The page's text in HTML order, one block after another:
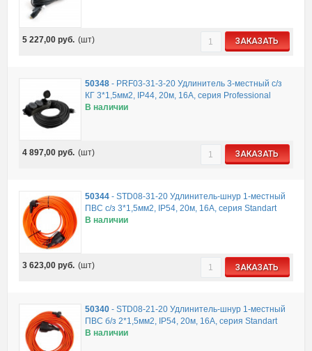
5 227,00руб. (шт) ЗАКАЗАТЬ
50348 - PRF03-31-3-20 Удлинитель 3-местный с/з
КГ 3*1,5мм2, IP44, 20м, 16A, серия Professional
В наличии
4 897,00руб. (шт) ЗАКАЗАТЬ
50344 -STD08-31-20 Удлинитель-шнур 1-местный
ПВС с/з 3*1,5мм2, IP54, 20м, 16А, серия Standart
В наличии
3 623,00руб. (шт) ЗАКАЗАТЬ
50340 -STD08-21-20 Удлинитель-шнур 1-местный
ПВС б/з 2*1,5мм2, IP54, 20м, 16А, серия Standart
В наличии